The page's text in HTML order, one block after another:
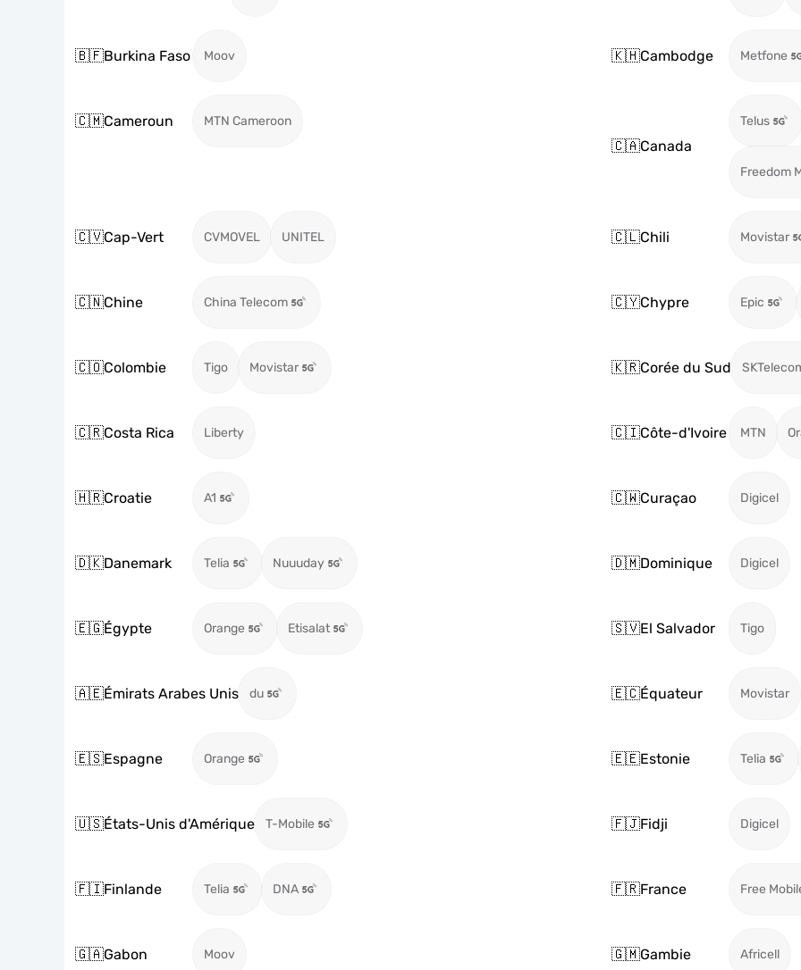
🇧🇫Burkina Faso Moov 🇰🇭Cambodge Metfone
🇨🇲Cameroun MTN Cameroon
🇨🇦Canada
Telus
Freedom
🇨🇻Cap-Vert CVMOVEL UNITEL 🇨🇱Chili Movistar
🇨🇳Chine China Telecom 🇨🇾Chypre Epic
🇨🇴Colombie Tigo Movistar 🇰🇷Corée du Sud
🇨🇷Costa Rica Liberty 🇨🇮Côte-d'Ivoire MTN
🇭🇷Croatie A1 🇨🇼Curaçao Digicel
🇩🇰Danemark Telia Nuuuday 🇩🇲Dominique Digicel
🇪🇬Égypte Orange Etisalat 🇸🇻El Salvador Tigo
🇦🇪Émirats Arabes Unis du 🇪🇨Équateur Movistar
🇪🇸Espagne Orange 🇪🇪Estonie Telia
🇺🇸États-Unis d'Amérique T-Mobile 🇫🇯Fidji Digicel
🇫🇮Finlande Telia DNA 🇫🇷France Free
🇬🇦Gabon Moov 🇬🇲Gambie Africell